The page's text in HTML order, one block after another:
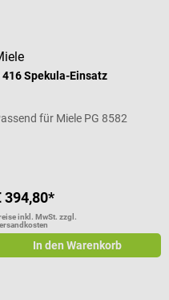
416 Spekula-Einsatz
für Miele PG 8582
394,80*
inkl. MwSt. zzgl.
In den Warenkorb